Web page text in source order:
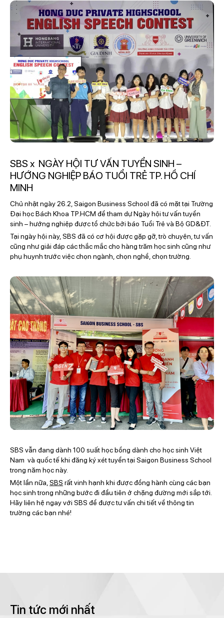
SBS x NGÀY HỘI TƯ VẤN TUYỂN SINH –
HƯỚNG NGHIỆP BÁO TUỔI TRẺ TP. HỒ CHÍ
MINH
Chủ nhật ngày 26.2, Saigon Business School đã có mặt tại Trường
Đại học Bách Khoa TP.HCM để tham dự Ngày hội tư vấn tuyển
sinh – hướng nghiệp được tổ chức bởi báo Tuổi Trẻ và Bộ GD&ĐT.
Tại ngày hội này, SBS đã có cơ hội được gặp gỡ, trò chuyện, tư vấn
cũng như giải đáp các thắc mắc cho hàng trăm học sinh cũng như
phụ huynh trước việc chọn ngành, chọn nghề, chọn trường.
SBS vẫn đang dành 100 suất học bổng dành cho học sinh Việt
Nam và quốc tế khi đăng ký xét tuyển tại Saigon Business School
trong năm học này.
Một lần nữa, SBS rất vinh hạnh khi được đồng hành cùng các bạn
học sinh trong những bước đi đầu tiên ở chặng đường mới sắp tới.
Hãy liên hệ ngay với SBS để được tư vấn chi tiết về thông tin
trường các bạn nhé!
Tin tức mới nhất